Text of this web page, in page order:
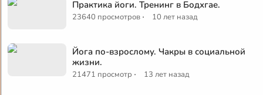
Практика йоги. Тренинг в Бодхгае.
23640 просмотров · 10 лет назад
Йога по-взрослому. Чакры в социальной
жизни.
21471 просмотр · 13 лет назад